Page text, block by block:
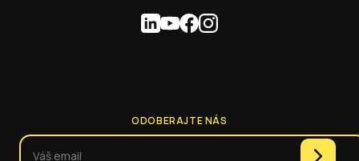
ODOBERAJTE NÁS